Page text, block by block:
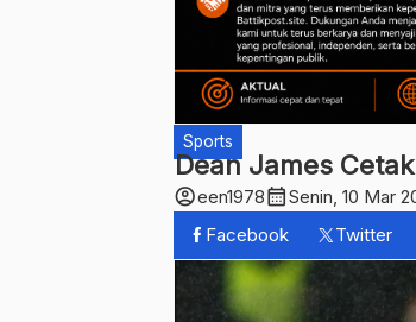
Sports
Dean James
account_circleeen1978calendar_monthSenin, 10 Mar
Facebook
Twitter